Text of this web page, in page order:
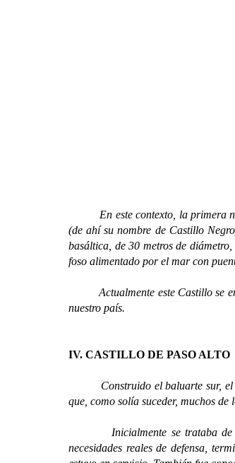
En este contexto, la primera
(de ahí su nombre de Castillo
basáltica, de 30 metros de
foso alimentado por el mar con
Actualmente este Castillo se
nuestro país.
IV. CASTILLO DE PASO ALTO
Construido el baluarte sur, el
que, como solía suceder, muchos
Inicialmente se trataba de un
necesidades reales de defensa,